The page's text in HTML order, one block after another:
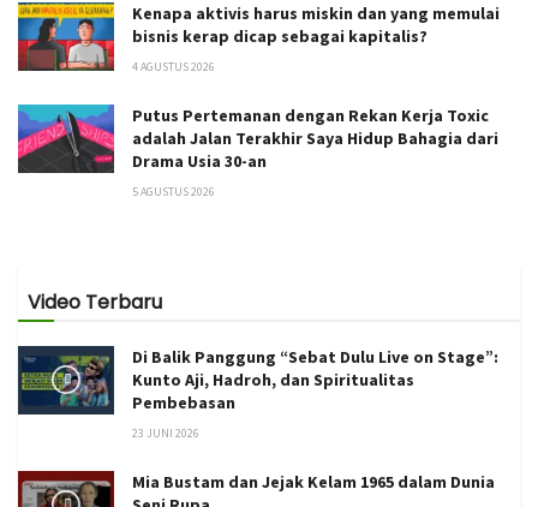
Kenapa aktivis harus miskin dan yang memulai
bisnis kerap dicap sebagai kapitalis?
4 AGUSTUS 2026
Putus Pertemanan dengan Rekan Kerja Toxic
adalah Jalan Terakhir Saya Hidup Bahagia dari
Drama Usia 30-an
5 AGUSTUS 2026
Video Terbaru
Di Balik Panggung “Sebat Dulu Live on Stage”:
Kunto Aji, Hadroh, dan Spiritualitas
Pembebasan
23 JUNI 2026
Mia Bustam dan Jejak Kelam 1965 dalam Dunia